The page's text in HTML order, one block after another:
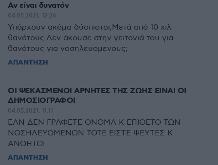
Αν είναι δυνατόν
04.05.2021, 12:26
Υπάρχουν ακόμα δύσπιστοι,Μετά από 10 χιλ
θανάτους.Δεν άκουσε στην γειτονιά του για
θανάτους για νοσηλευομενους;
ΑΠΑΝΤΗΣΗ
ΟΙ ΨΕΚΑΣΜΕΝΟΙ ΑΡΝΗΤΕΣ ΤΗΣ ΖΩΗΣ ΕΙΝΑΙ ΟΙ
ΔΗΜΟΣΙΟΓΡΑΦΟΙ
04.05.2021, 11:11
ΕΑΝ ΔΕΝ ΓΡΑΦΕΤΕ ΟΝΟΜΑ Κ ΕΠΙΘΕΤΟ ΤΩΝ
ΝΟΣΗΛΕΥΟΜΕΝΩΝ ΤΟΤΕ ΕΙΣΤΕ ΨΕΥΤΕΣ Κ
ΑΝΟΗΤΟΙ
ΑΠΑΝΤΗΣΗ